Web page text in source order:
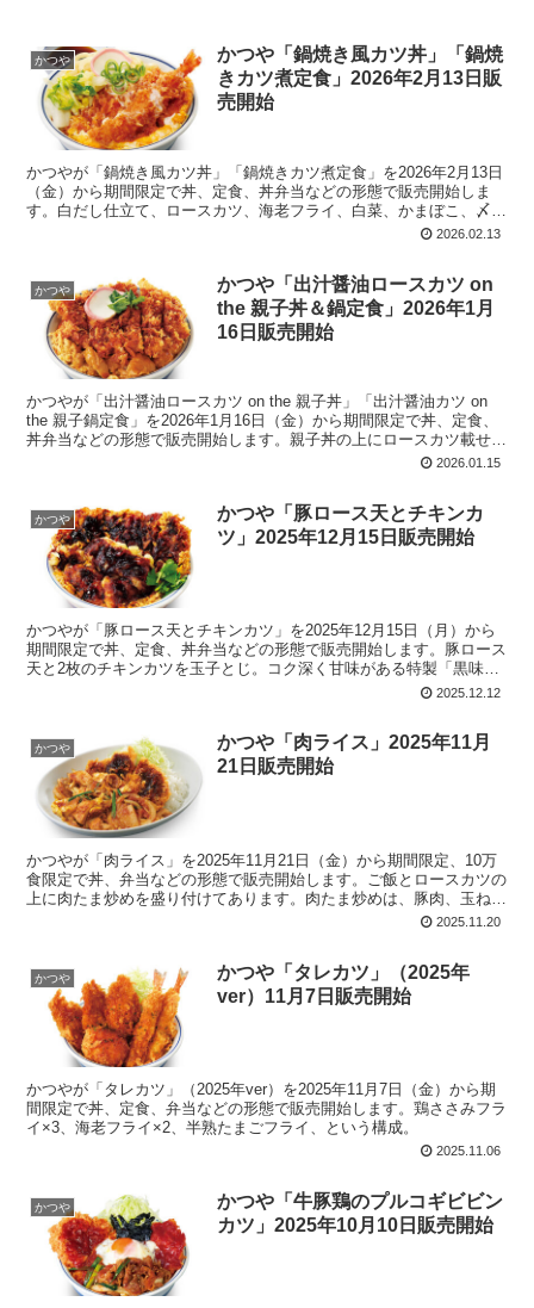
かつや
かつや「鍋焼き風カツ丼」「鍋焼
きカツ煮定食」2026年2月13日販
売開始
かつやが「鍋焼き風カツ丼」「鍋焼きカツ煮定食」を2026年2月13日
（金）から期間限定で丼、定食、丼弁当などの形態で販売開始しま
す。白だし仕立て、ロースカツ、海老フライ、白菜、かまぼこ、〆う
どん、柚子胡椒ダレ。丼は玉子とじ、定食はおとし玉子。 2026.02.13
かつや
かつや「出汁醤油ロースカツ on
the 親子丼＆鍋定食」2026年1月
16日販売開始
かつやが「出汁醤油ロースカツ on the 親子丼」「出汁醤油カツ on
the 親子鍋定食」を2026年1月16日（金）から期間限定で丼、定食、
丼弁当などの形態で販売開始します。親子丼の上にロースカツ載せ。
ロースカツは、80gの「梅」、120gの「竹」、2種類を用意。2026.01.15
かつや
かつや「豚ロース天とチキンカ
ツ」2025年12月15日販売開始
かつやが「豚ロース天とチキンカツ」を2025年12月15日（月）から
期間限定で丼、定食、丼弁当などの形態で販売開始します。豚ロース
天と2枚のチキンカツを玉子とじ。コク深く甘味がある特製「黒味噌
2025.12.12
かつや
かつや「肉ライス」2025年11月
21日販売開始
かつやが「肉ライス」を2025年11月21日（金）から期間限定、10万
食限定で丼、弁当などの形態で販売開始します。ご飯とロースカツの
上に肉たま炒めを盛り付けてあります。肉たま炒めは、豚肉、玉ね
ぎ、ニラ、玉子を甘辛い焼肉タレで炒め、ご飯が進む濃厚な味わいに
2025.11.20
かつや
かつや「タレカツ」（2025年
ver）11月7日販売開始
かつやが「タレカツ」（2025年ver）を2025年11月7日（金）から期
間限定で丼、定食、弁当などの形態で販売開始します。鶏ささみフラ
イ×3、海老フライ×2、半熟たまごフライ、という構成。
2025.11.06
かつや
かつや「牛豚鶏のプルコギビビン
カツ」2025年10月10日販売開始